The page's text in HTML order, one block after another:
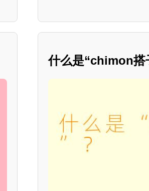
什么是“chimon搭